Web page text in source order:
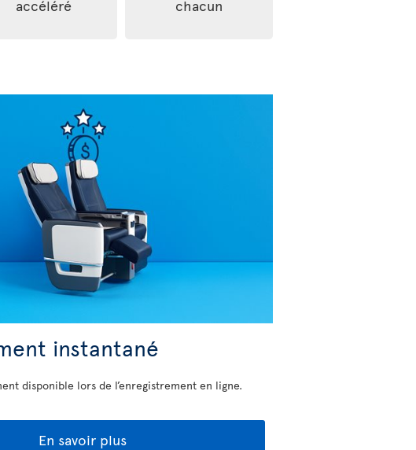
accéléré
chacun
instantané
disponible lors de l’enregistrement en ligne.
En savoir plus